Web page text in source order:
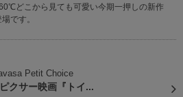
どこから見ても可愛い今期一押しの新作
です。
Petit Choice
クサー映画『トイ...